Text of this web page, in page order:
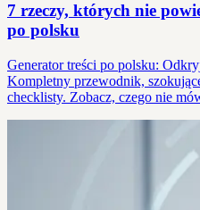
7 rzeczy, których nie
po polsku
Generator treści po polsku:
Kompletny przewodnik,
checklisty. Zobacz, czego nie